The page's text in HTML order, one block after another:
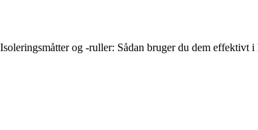
Isoleringsmåtter og -ruller: Sådan bruger du dem effektivt